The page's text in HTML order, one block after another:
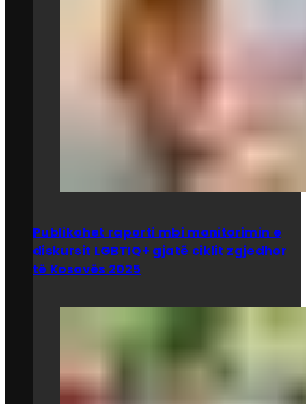
Publikohet raporti mbi monitorimin e
diskursit LGBTIQ+ gjatë ciklit zgjedhor
të Kosovës 2025